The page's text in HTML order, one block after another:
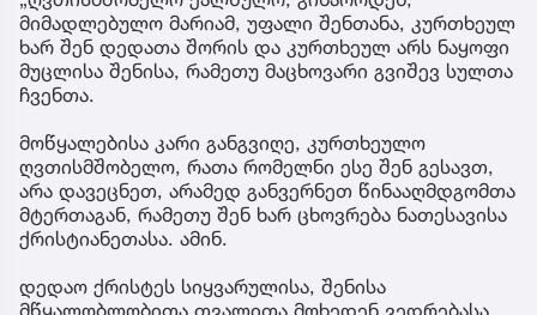
მიმადლებულო მარიამ, უფალი შენთანა, კურთხეულ
ხარ შენ დედათა შორის და კურთხეულ არს ნაყოფი
მუცლისა შენისა, რამეთუ მაცხოვარი გვიშევ სულთა
ჩვენთა.
მოწყალებისა კარი განგვიღე, კურთხეულო
ღვთისმშობელო, რათა რომელნი ესე შენ გესავთ,
არა დავეცნეთ, არამედ განვერნეთ წინააღმდგომთა
მტერთაგან, რამეთუ შენ ხარ ცხოვრება ნათესავისა
ქრისტიანეთასა. ამინ.
დედაო ქრისტეს სიყვარულისა, შენისა
მწყალობლობითა თვალითა მოხედენ ვედრებასა